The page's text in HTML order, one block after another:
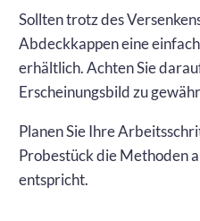
Sollten trotz des
Abdeckkappen eine
erhältlich. Achten Sie
Erscheinungsbild zu
Planen Sie Ihre
Probestück die Methoden
entspricht.